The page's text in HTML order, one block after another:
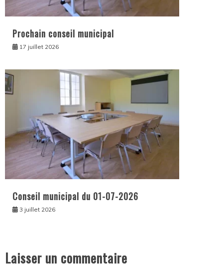
Prochain conseil municipal
17 juillet 2026
Conseil municipal du 01-07-2026
3 juillet 2026
Laisser un commentaire